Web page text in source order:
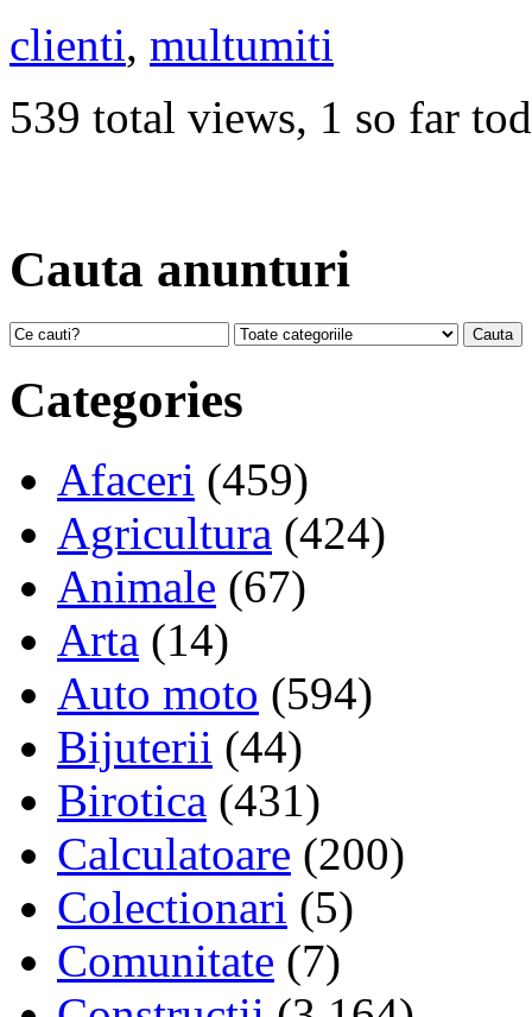
clienti, multumiti
539 total views, 1 so far
Cauta anunturi
Categories
Afaceri (459)
Agricultura (424)
Animale (67)
Arta (14)
Auto moto (594)
Bijuterii (44)
Birotica (431)
Calculatoare (200)
Colectionari (5)
Comunitate (7)